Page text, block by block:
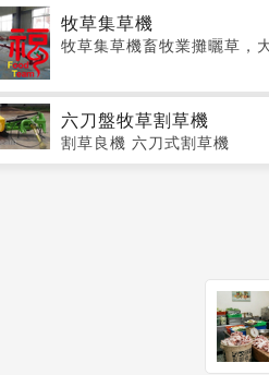
牧草集草機
牧草集草機畜牧業攤曬草，
六刀盤牧草割草機
割草良機 六刀式割草機